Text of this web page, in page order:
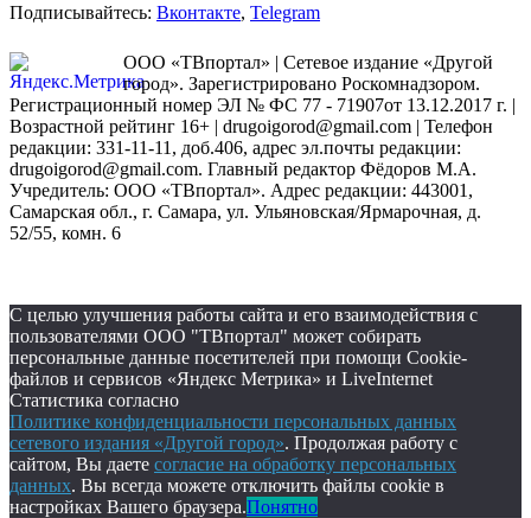
Подписывайтесь: Вконтакте, Telegram
ООО «ТВпортал» | Сетевое издание «Другой
город». Зарегистрировано Роскомнадзором.
Регистрационный номер ЭЛ № ФС 77 - 71907от 13.12.2017 г. |
Возрастной рейтинг 16+ | drugoigorod@gmail.com | Телефон
редакции: 331-11-11, доб.406, адрес эл.почты редакции:
drugoigorod@gmail.com. Главный редактор Фёдоров М.А.
Учредитель: ООО «ТВпортал». Адрес редакции: 443001,
Самарская обл., г. Самара, ул. Ульяновская/Ярмарочная, д.
52/55, комн. 6
С целью улучшения работы сайта и его взаимодействия с
пользователями ООО "ТВпортал" может собирать
персональные данные посетителей при помощи Cookie-
файлов и сервисов «Яндекс Метрика» и LiveInternet
Статистика согласно
Политике конфиденциальности персональных данных
сетевого издания «Другой город». Продолжая работу с
сайтом, Вы даете согласие на обработку персональных
данных. Вы всегда можете отключить файлы cookie в
настройках Вашего браузера.Понятно